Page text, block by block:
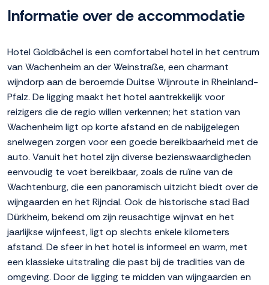
Informatie over de accommodatie
Hotel Goldbächel is een comfortabel hotel in het centrum
van Wachenheim an der Weinstraße, een charmant
wijndorp aan de beroemde Duitse Wijnroute in Rheinland-
Pfalz. De ligging maakt het hotel aantrekkelijk voor
reizigers die de regio willen verkennen; het station van
Wachenheim ligt op korte afstand en de nabijgelegen
snelwegen zorgen voor een goede bereikbaarheid met de
auto. Vanuit het hotel zijn diverse bezienswaardigheden
eenvoudig te voet bereikbaar, zoals de ruïne van de
Wachtenburg, die een panoramisch uitzicht biedt over de
wijngaarden en het Rijndal. Ook de historische stad Bad
Dürkheim, bekend om zijn reusachtige wijnvat en het
jaarlijkse wijnfeest, ligt op slechts enkele kilometers
afstand. De sfeer in het hotel is informeel en warm, met
een klassieke uitstraling die past bij de tradities van de
omgeving. Door de ligging te midden van wijngaarden en